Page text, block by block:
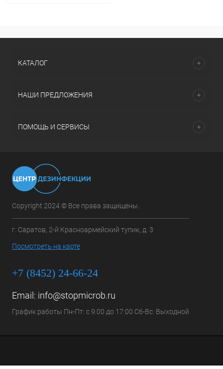
КАТАЛОГ
НАШИ ПРЕДЛОЖЕНИЯ
ПОМОЩЬ И СЕРВИСЫ
Copyright 2024 © Все права защищены.
г. Саратов, 2-й Красноармейский тупик, д. 3
Посмотреть на карте
+7 (8452) 24-66-24
Email: info@stopmicrob.ru
График работы Пн-Пт: с 9:00 до 17:00 Сб-Вс: Выходной